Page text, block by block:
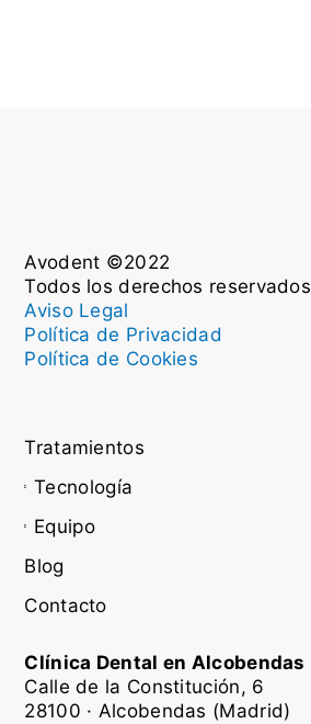
Avodent ©2022
Todos los derechos reservados
Aviso Legal
Política de Privacidad
Política de Cookies
Tratamientos
Tecnología
Equipo
Blog
Contacto
Clínica Dental en Alcobendas
Calle de la Constitución, 6
28100 · Alcobendas (Madrid)